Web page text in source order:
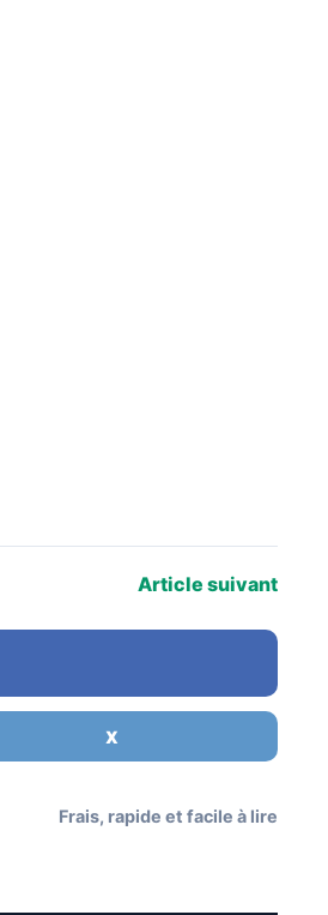
Article suivant
X
Frais, rapide et facile à lire